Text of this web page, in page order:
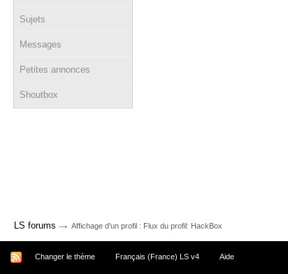
Sujets
Messages
Petites annonces
Shoutbox
LS forums → Affichage d'un profil : Flux du profil: HackBox
Changer le thème Français (France) LS v4 Aide